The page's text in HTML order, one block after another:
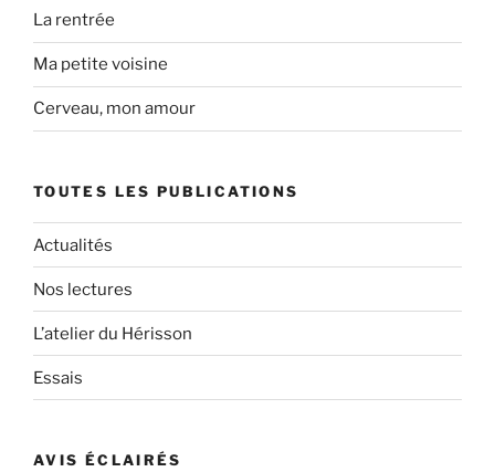
La rentrée
Ma petite voisine
Cerveau, mon amour
TOUTES LES PUBLICATIONS
Actualités
Nos lectures
L’atelier du Hérisson
Essais
AVIS ÉCLAIRÉS